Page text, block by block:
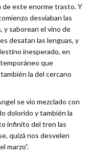
de este enorme trasto. Y
desviaban las
saborean el vino de
desatan las lenguas, y
inesperado, en
que
la del cercano
se vio mezclado con
dolorido y también la
infinito del tren las
quizá nos desvelen
marzo”.